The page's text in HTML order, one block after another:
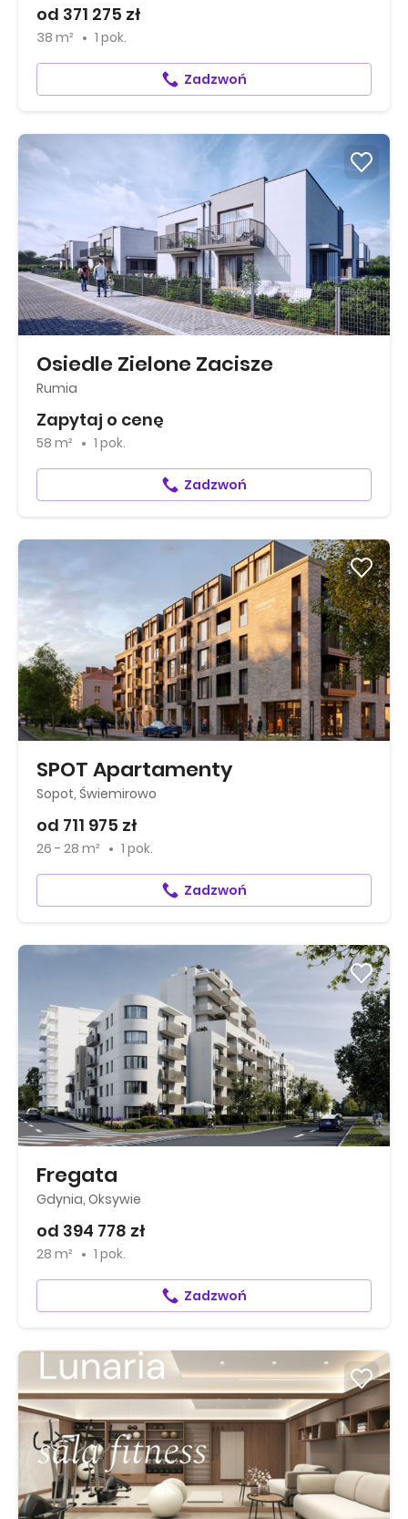
od 371 275 zł
38 m² 1 pok.
Zadzwoń
Osiedle Zielone Zacisze
Rumia
Zapytaj o cenę
58 m² 1 pok.
Zadzwoń
SPOT Apartamenty
Sopot, Świemirowo
od 711 975 zł
26 - 28 m² 1 pok.
Zadzwoń
Fregata
Gdynia, Oksywie
od 394 778 zł
28 m² 1 pok.
Zadzwoń